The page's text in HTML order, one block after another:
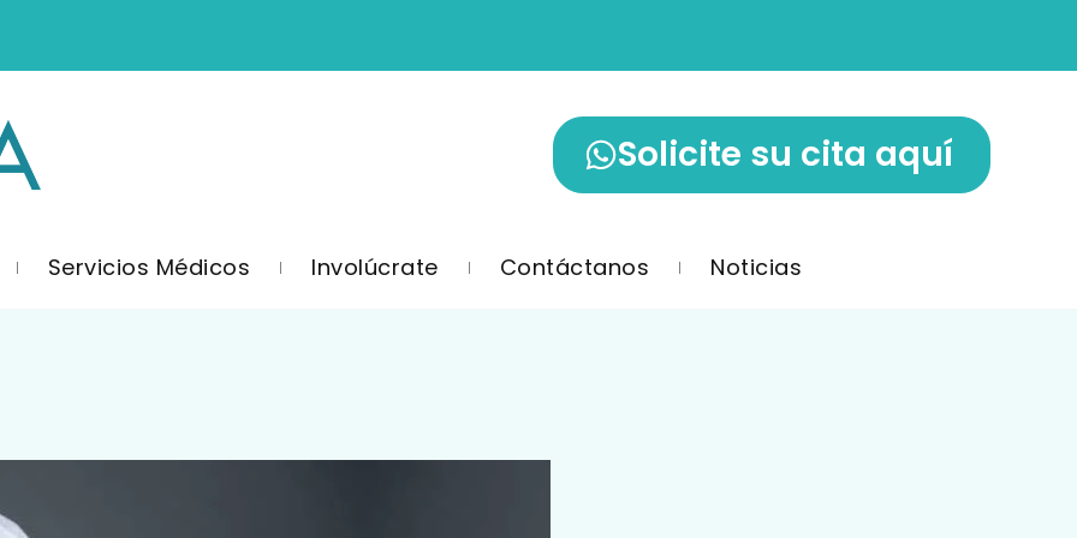
Solicite su cita aquí
Servicios Médicos Involúcrate Contáctanos Noticias